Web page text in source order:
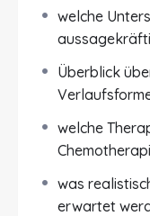
Entscheidungen
Worum
Du lernst, was
Wir erklären dir
Lymphomen
die
sein können.
welche
Überblick
welche
was
erwartet